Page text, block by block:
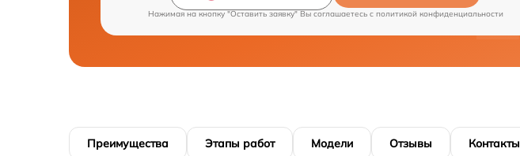
Нажимая на кнопку "Оставить заявку" Вы соглашаетесь c политикой конфиденциальности
Преимущества Этапы работ Модели Отзывы Контакты